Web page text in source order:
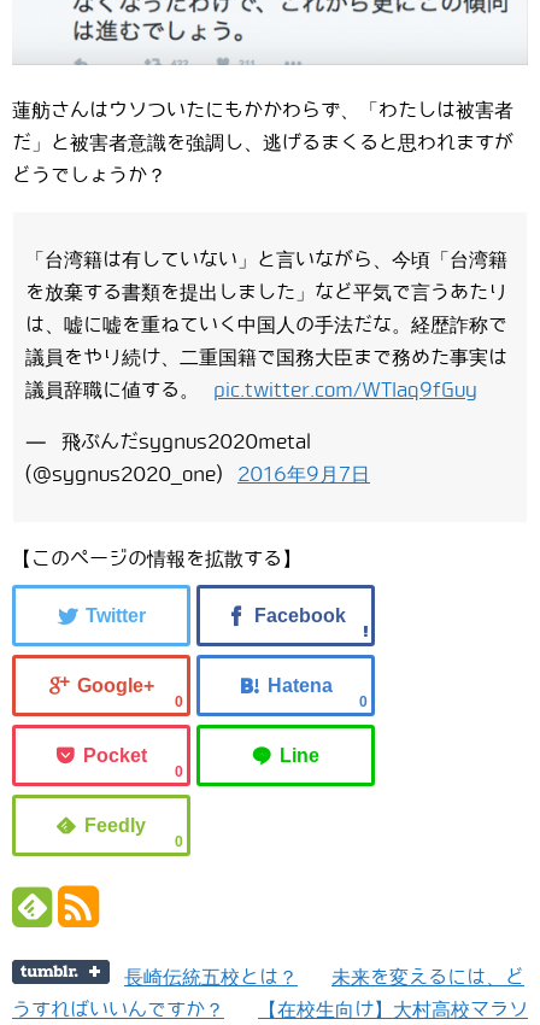
蓮舫さんはウソついたにもかかわらず、「わたしは被害者
だ」と被害者意識を強調し、逃げるまくると思われますが
どうでしょうか？
「台湾籍は有していない」と言いながら、今頃「台湾籍
を放棄する書類を提出しました」など平気で言うあたり
は、嘘に嘘を重ねていく中国人の手法だな。経歴詐称で
議員をやり続け、二重国籍で国務大臣まで務めた事実は
議員辞職に値する。 pic.twitter.com/WTIaq9fGuy
— 飛ぶんだsygnus2020metal
(@sygnus2020_one) 2016年9月7日
【このページの情報を拡散する】
0 0
0
0
長崎伝統五校とは？
未来を変えるには、ど
うすればいいんですか？
【在校生向け】大村高校マラソ